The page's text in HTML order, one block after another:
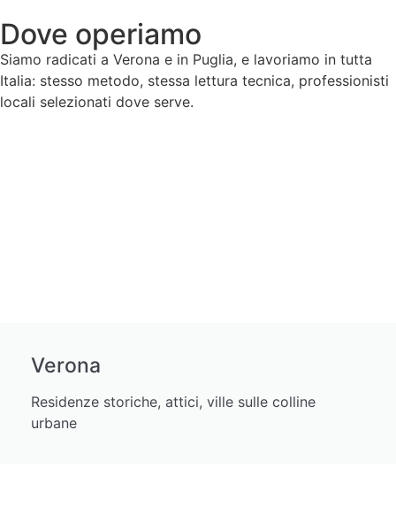
Dove operiamo
Siamo radicati a Verona e in Puglia, e lavoriamo in tutta
Italia: stesso metodo, stessa lettura tecnica, professionisti
locali selezionati dove serve.
Verona
Residenze storiche, attici, ville sulle colline
urbane